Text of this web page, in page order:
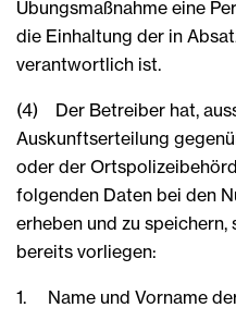
Übungsmaßnahme eine
die Einhaltung der in
verantwortlich ist.
(4) Der Betreiber hat,
Auskunftserteilung
oder der
folgenden Daten bei den
erheben und zu
bereits vorliegen:
1. Name und Vorname